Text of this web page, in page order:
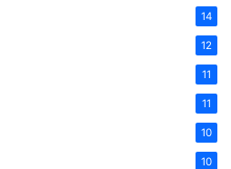
14
12
11
11
10
10